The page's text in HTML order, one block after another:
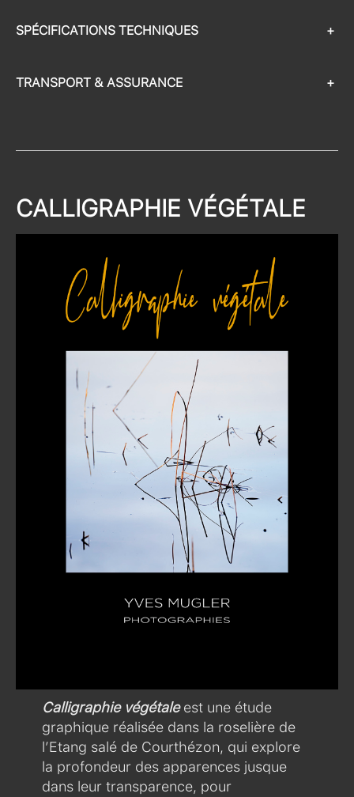
SPÉCIFICATIONS TECHNIQUES +
TRANSPORT & ASSURANCE +
CALLIGRAPHIE VÉGÉTALE
Calligraphie végétaleest une étude
graphique réalisée dans la roselière de
l’Etang salé de Courthézon, qui explore
la profondeur des apparences jusque
dans leur transparence, pour